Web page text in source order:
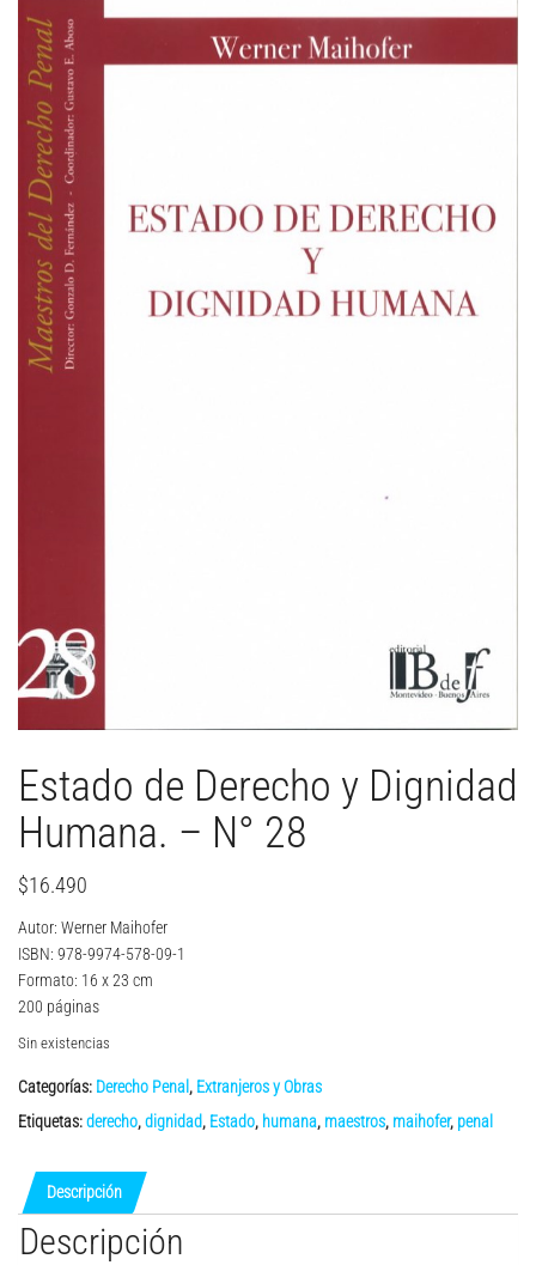
Estado de Derecho y Dignidad
Humana. – N° 28
$16.490
Autor: Werner Maihofer
ISBN: 978-9974-578-09-1
Formato: 16 x 23 cm
200 páginas
Sin existencias
Categorías: Derecho Penal , Extranjeros y Obras
Etiquetas:derecho,dignidad, Estado, humana, maestros, maihofer, penal
Descripción
Descripción